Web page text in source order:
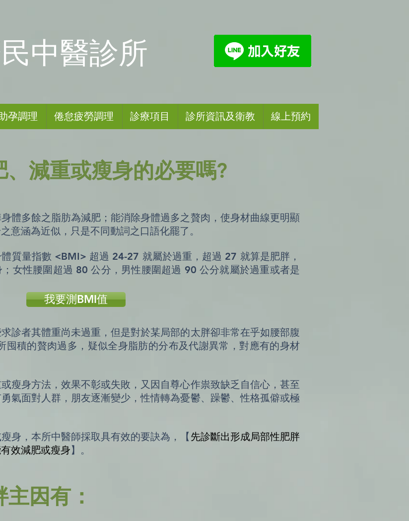
中醫診所
助孕調理 倦怠疲勞調理 診療項目 診所資訊及衛教 線上預約
、減重或瘦身的必要嗎?
體多餘之脂肪為減肥；能消除身體過多之贅肉，使身材曲線更明顯
意涵為近似，只是不同動詞之口語化罷了。
質量指數 <BMI> 超過 24-27 就屬於過重，超過 27 就算是肥胖，
女性腰圍超過 80 公分，男性腰圍超過 90 公分就屬於過重或者是
診者其體重尚未過重，但是對於某局部的太胖卻非常在乎如腰部腹
積的贅肉過多，疑似全身脂肪的分布及代謝異常，對應有的身材
瘦身方法，效果不彰或失敗，又因自尊心作祟致缺乏自信心，甚至
氣面對人群，朋友逐漸變少，性情轉為憂鬱、躁鬱、性格孤僻或極
身，本所中醫師採取具有效的要訣為，【 先診斷出形成局部性肥胖
效減肥或瘦身】。
我要測BMI值
因有：